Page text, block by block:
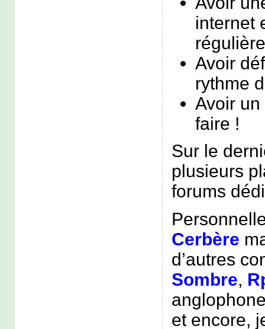
internet
régulière
Avoir
rythme
Avoir
faire !
Sur le
plusieurs
forums
Cerbère
d’autres
Sombre,
et encore,